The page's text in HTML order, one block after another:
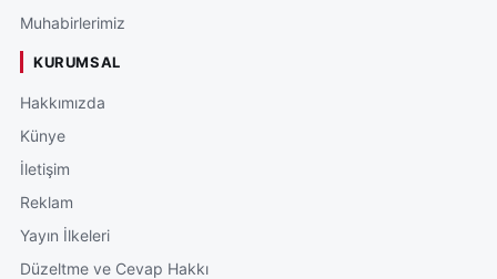
Muhabirlerimiz
KURUMSAL
Hakkımızda
Künye
İletişim
Reklam
Yayın İlkeleri
Düzeltme ve Cevap Hakkı